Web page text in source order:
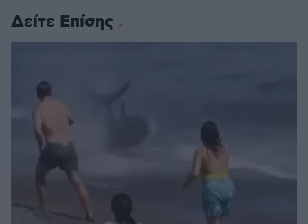
Δείτε Επίσης